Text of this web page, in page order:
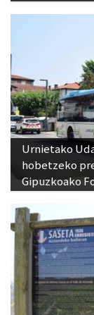
Urnietako
hobetzeko
Gipuzkoako